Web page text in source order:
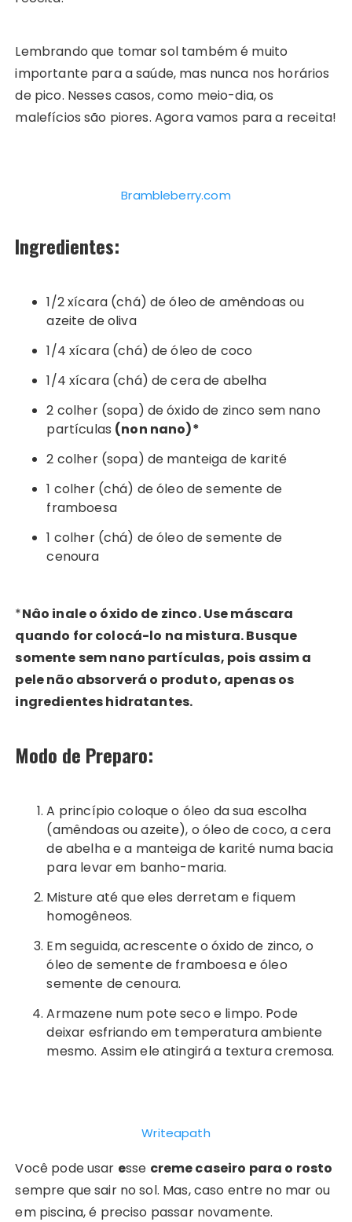
Lembrando que tomar sol também é muito
importante para a saúde, mas nunca nos horários
de pico. Nesses casos, como meio-dia, os
malefícios são piores. Agora vamos para a receita!
Brambleberry.com
Ingredientes:
1/2 xícara (chá) de óleo de amêndoas ou
azeite de oliva
1/4 xícara (chá) de óleo de coco
1/4 xícara (chá) de cera de abelha
2 colher (sopa) de óxido de zinco sem nano
partículas (non nano)*
2 colher (sopa) de manteiga de karité
1 colher (chá) de óleo de semente de
framboesa
1 colher (chá) de óleo de semente de
cenoura
*Nâo inale o óxido de zinco. Use máscara
quando for colocá-lo na mistura. Busque
somente sem nano partículas, pois assim a
pele não absorverá o produto, apenas os
ingredientes hidratantes.
Modo de Preparo:
A princípio coloque o óleo da sua escolha
(amêndoas ou azeite), o óleo de coco, a cera
de abelha e a manteiga de karité numa bacia
para levar em banho-maria.
Misture até que eles derretam e fiquem
homogêneos.
Em seguida, acrescente o óxido de zinco, o
óleo de semente de framboesa e óleo
semente de cenoura.
Armazene num pote seco e limpo. Pode
deixar esfriando em temperatura ambiente
mesmo. Assim ele atingirá a textura cremosa.
Writeapath
Você pode usar esse creme caseiro para o rosto
sempre que sair no sol. Mas, caso entre no mar ou
em piscina, é preciso passar novamente.